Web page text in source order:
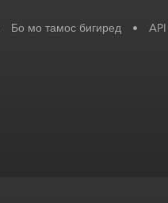
Бо мо тамос бигиред • API